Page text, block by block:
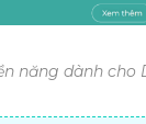
năng dành cho